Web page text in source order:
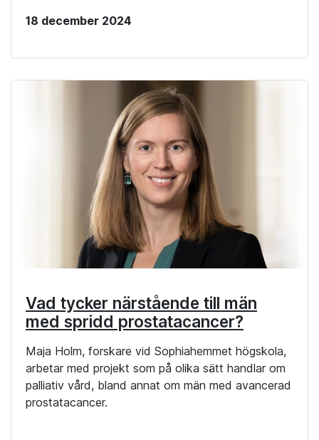
18 december 2024
Vad tycker närstående till män
med spridd prostatacancer?
Maja Holm, forskare vid Sophiahemmet högskola,
arbetar med projekt som på olika sätt handlar om
palliativ vård, bland annat om män med avancerad
prostatacancer.